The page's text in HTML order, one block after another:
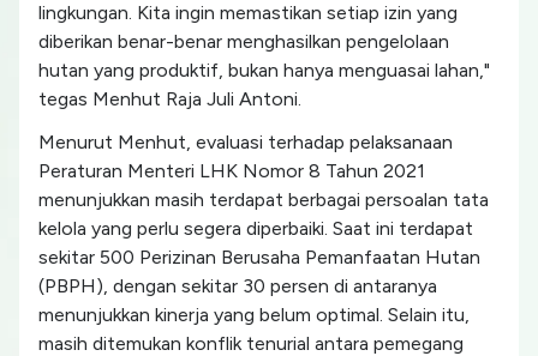
lingkungan. Kita ingin memastikan setiap izin yang
diberikan benar-benar menghasilkan pengelolaan
hutan yang produktif, bukan hanya menguasai lahan,"
tegas Menhut Raja Juli Antoni.
Menurut Menhut, evaluasi terhadap pelaksanaan
Peraturan Menteri LHK Nomor 8 Tahun 2021
menunjukkan masih terdapat berbagai persoalan tata
kelola yang perlu segera diperbaiki. Saat ini terdapat
sekitar 500 Perizinan Berusaha Pemanfaatan Hutan
(PBPH), dengan sekitar 30 persen di antaranya
menunjukkan kinerja yang belum optimal. Selain itu,
masih ditemukan konflik tenurial antara pemegang